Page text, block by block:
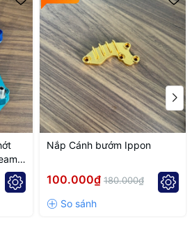
máy bền bỉ khi đi tour, chạy tua cao
Nắp Cánh bướm Ippon
100.000₫ 180.000₫